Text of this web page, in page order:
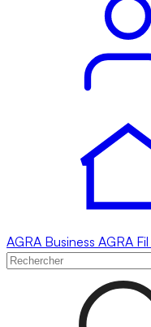
AGRA Business AGRA Fil